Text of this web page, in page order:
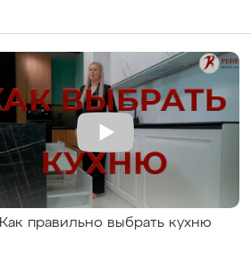
Как правильно выбрать кухню